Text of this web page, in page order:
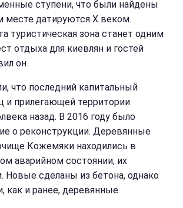
ступени, что были найдены
месте датируются Х веком.
туристическая зона станет одним
отдыха для киевлян и гостей
он.
что последний капитальный
и прилегающей территории
назад. В 2016 году было
о реконструкции. Деревянные
Кожемяки находились в
аварийном состоянии, их
Новые сделаны из бетона, однако
как и ранее, деревянные.